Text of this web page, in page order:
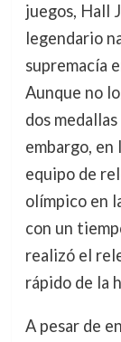
juegos, Hall
legendario
supremacía
Aunque no
dos
embargo,
equipo de
olímpico en
con un
realizó el
rápido de la
A pesar de